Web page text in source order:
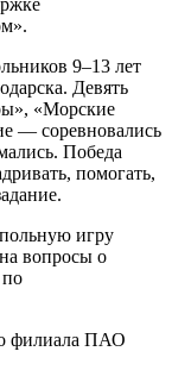
9–13 лет
Девять
«Морские
— соревновались
Победа
помогать,
игру
вопросы о
филиала ПАО